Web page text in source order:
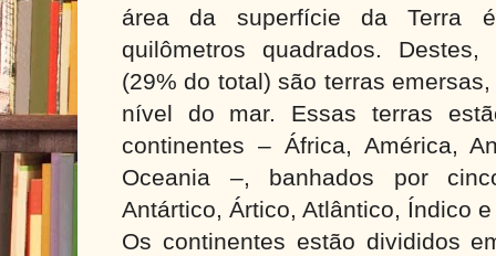
área da superfície da Terra
quilômetros quadrados.
(29% do total) são terras
nível do mar. Essas terras
continentes – África, América,
Oceania –, banhados por
Antártico, Ártico, Atlântico, Índico
Os continentes estão divididos